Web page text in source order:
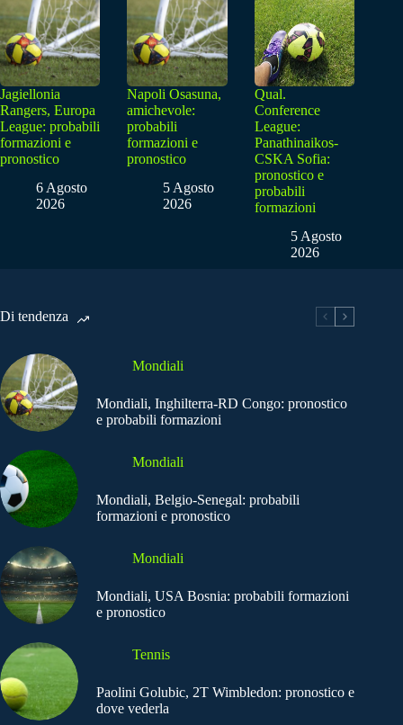
Jagiellonia
Rangers, Europa
League: probabili
formazioni e
pronostico
6 Agosto
2026
Napoli Osasuna,
amichevole:
probabili
formazioni e
pronostico
5 Agosto
2026
Qual.
Conference
League:
Panathinaikos-
CSKA Sofia:
pronostico e
probabili
formazioni
5 Agosto
2026
Di tendenza
Mondiali
Mondiali, Inghilterra-RD Congo: pronostico
e probabili formazioni
Mondiali
Mondiali, Belgio-Senegal: probabili
formazioni e pronostico
Mondiali
Mondiali, USA Bosnia: probabili formazioni
e pronostico
Tennis
Paolini Golubic, 2T Wimbledon: pronostico e
dove vederla